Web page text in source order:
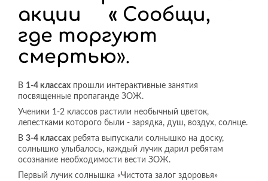
акции « Сообщи,
где торгуют
смертью».
В 1-4 классах прошли интерактивные занятия
посвященные пропаганде ЗОЖ.
Ученики 1-2 классов растили необычный цветок,
лепестками которого были - зарядка, душ, воздух, солнце.
В 3-4 классах ребята выпускали солнышко на доску,
солнышко улыбалось, каждый лучик дарил ребятам
осознание необходимости вести ЗОЖ.
Первый лучик солнышка «Чистота залог здоровья»